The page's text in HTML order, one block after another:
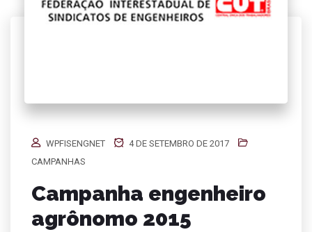
WPFISENGNET
4 DE SETEMBRO DE 2017
CAMPANHAS
Campanha engenheiro
agrônomo 2015